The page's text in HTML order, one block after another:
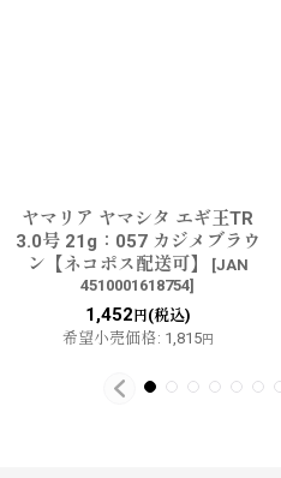
ヤマリア ヤマシタ エギ王TR
3.0号 21g：057 カジメブラウ
ン【ネコポス配送可】
[JAN
4510001618754]
1,452 円(税込)
希望小売価格: 1,815円